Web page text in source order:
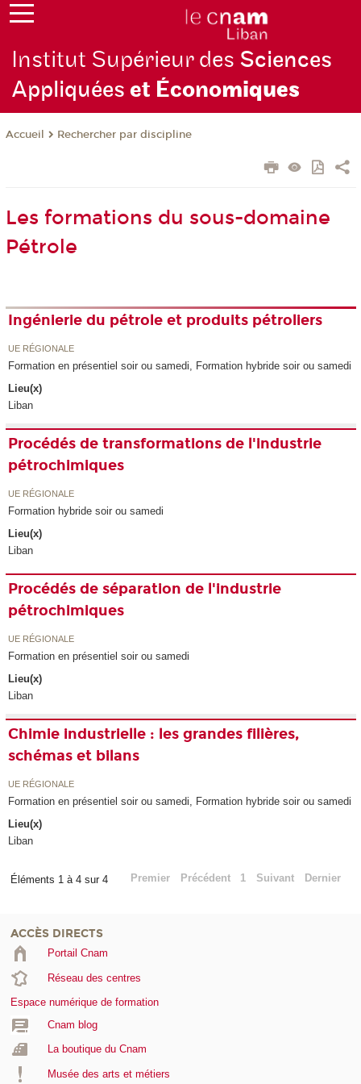
Institut Supérieur des Sciences
Appliquéeset Économiques
Accueil Rechercher par discipline
Les formations du sous-domaine
Pétrole
Ingénierie du pétrole et produits pétroliers
UE RÉGIONALE
Formation en présentiel soir ou samedi, Formation hybride soir ou samedi
Lieu(x)
Liban
Procédés de transformations de l'industrie
pétrochimiques
UE RÉGIONALE
Formation hybride soir ou samedi
Lieu(x)
Liban
Procédés de séparation de l'industrie
pétrochimiques
UE RÉGIONALE
Formation en présentiel soir ou samedi
Lieu(x)
Liban
Chimie industrielle : les grandes filières,
schémas et bilans
UE RÉGIONALE
Formation en présentiel soir ou samedi, Formation hybride soir ou samedi
Lieu(x)
Liban
Éléments 1 à 4 sur 4 Premier Précédent 1 Suivant Dernier
ACCÈS DIRECTS
Portail Cnam
Réseau des centres
Espace numérique de formation
Cnam blog
La boutique du Cnam
Musée des arts et métiers